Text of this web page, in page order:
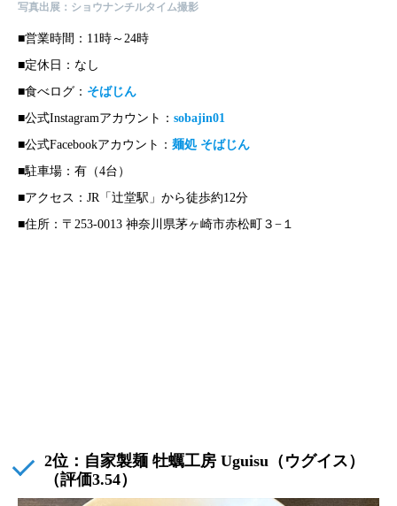
写真出展：ショウナンチルタイム撮影
■営業時間：11時～24時
■定休日：なし
■食べログ： そばじん
■公式Instagramアカウント： sobajin01
■公式Facebookアカウント： 麺処 そばじん
■駐車場：有（4台）
■アクセス：JR「辻堂駅」から徒歩約12分
■住所：〒253-0013 神奈川県茅ヶ崎市赤松町３−１
2位：自家製麺 牡蠣工房 Uguisu（ウグイス）
（評価3.54）